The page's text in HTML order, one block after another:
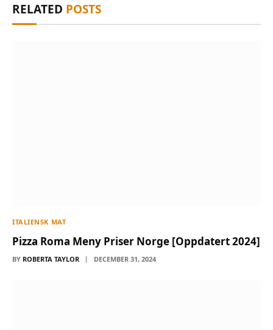
RELATED POSTS
ITALIENSK MAT
Pizza Roma Meny Priser Norge [Oppdatert 2024]
BY ROBERTA TAYLOR DECEMBER 31, 2024